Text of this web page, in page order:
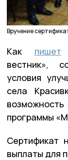
Вручение
Как пишет
вестник»,
условия
села
возможность
программы
Сертификат
выплаты для